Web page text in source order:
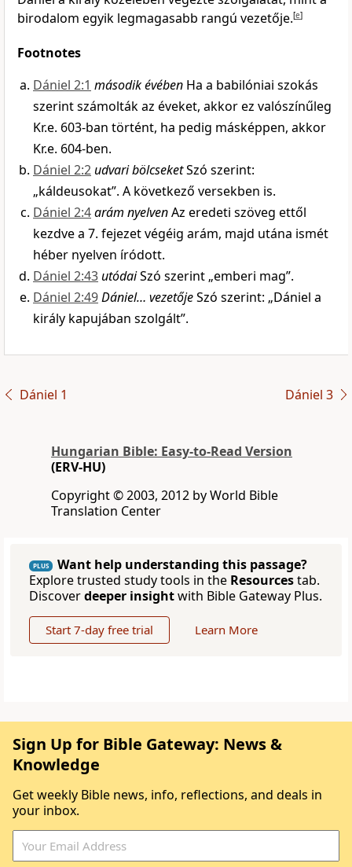
birodalom egyik legmagasabb rangú vezetője.[e]
Footnotes
Dániel 2:1 második évében Ha a babilóniai szokás
szerint számolták az éveket, akkor ez valószínűleg
Kr.e. 603-ban történt, ha pedig másképpen, akkor
Kr.e. 604-ben.
Dániel 2:2udvari bölcseketSzó szerint:
„káldeusokat”. A következő versekben is.
Dániel 2:4arám nyelvenAz eredeti szöveg ettől
kezdve a 7. fejezet végéig arám, majd utána ismét
héber nyelven íródott.
Dániel 2:43utódaiSzó szerint „emberi mag”.
Dániel 2:49Dániel… vezetőjeSzó szerint: „Dániel a
király kapujában szolgált”.
Dániel 1 Dániel 3
Hungarian Bible: Easy-to-Read Version
(ERV-HU)
Copyright © 2003, 2012 by World Bible
Translation Center
PLUS
Want help understanding this passage?
Explore trusted study tools in the Resourcestab.
Discoverdeeper insightwith Bible Gateway Plus.
Start 7-day free trial Learn More
Sign Up for Bible Gateway: News &
Knowledge
Get weekly Bible news, info, reflections, and deals in
your inbox.